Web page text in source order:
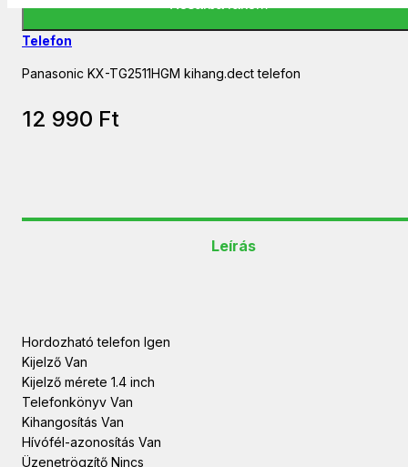
Telefon
Panasonic KX-TG2511HGM kihang.dect telefon
12 990 Ft
Leírás
Hordozható telefon Igen
Kijelző Van
Kijelző mérete 1.4 inch
Telefonkönyv Van
Kihangosítás Van
Hívófél-azonosítás Van
Üzenetrögzítő Nincs